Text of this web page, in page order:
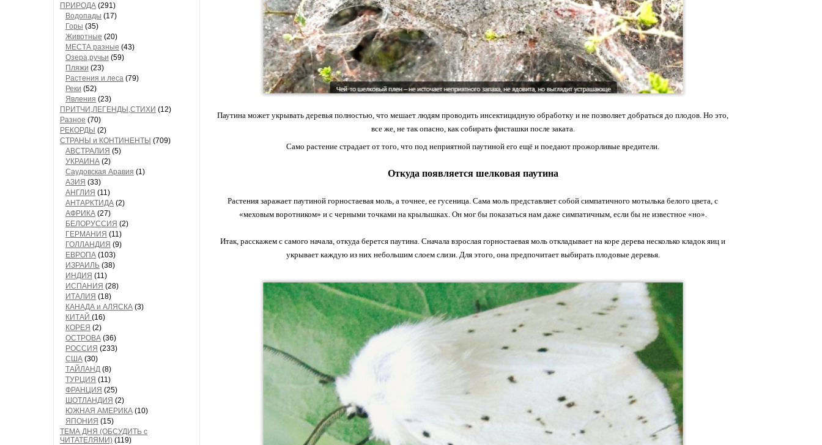
ПРИРОДА (291)
Водопады (17)
Горы (35)
Животные (20)
МЕСТА разные (43)
Озера,ручьи (59)
Пляжи (23)
Растения и леса (79)
Реки (52)
Явления (23)
ПРИТЧИ,ЛЕГЕНДЫ,СТИХИ (12)
Разное (70)
РЕКОРДЫ (2)
СТРАНЫ и КОНТИНЕНТЫ (709)
АВСТРАЛИЯ (5)
УКРАИНА (2)
Саудовская Аравия (1)
АЗИЯ (33)
АНГЛИЯ (11)
АНТАРКТИДА (2)
АФРИКА (27)
БЕЛОРУССИЯ (2)
ГЕРМАНИЯ (11)
ГОЛЛАНДИЯ (9)
ЕВРОПА (103)
ИЗРАИЛЬ (38)
ИНДИЯ (11)
ИСПАНИЯ (28)
ИТАЛИЯ (18)
КАНАДА и АЛЯСКА (3)
КИТАЙ (16)
КОРЕЯ (2)
ОСТРОВА (36)
РОССИЯ (233)
США (30)
ТАЙЛАНД (8)
ТУРЦИЯ (11)
ФРАНЦИЯ (25)
ШОТЛАНДИЯ (2)
ЮЖНАЯ АМЕРИКА (10)
ЯПОНИЯ (15)
ТЕМА ДНЯ (ОБСУДИТЬ с
ЧИТАТЕЛЯМИ) (119)
Паутина может укрывать деревья полностью, что мешает людям проводить инсектицидную обработку и не позволяет добраться до плодов. Но это,
все же, не так опасно, как собирать фисташки после заката.
Само растение страдает от того, что под неприятной паутиной его ещё и поедают прожорливые вредители.
Откуда появляется шелковая паутина
Растения заражает паутиной горностаевая моль, а точнее, ее гусеница. Сама моль представляет собой симпатичного мотылька белого цвета, с
«меховым воротником» и с черными точками на крылышках. Он мог бы показаться нам даже симпатичным, если бы не известное «но».
Итак, расскажем с самого начала, откуда берется паутина. Сначала взрослая горностаевая моль откладывает на коре дерева несколько кладок яиц и
укрывает каждую из них небольшим слоем слизи. Для этого, она предпочитает выбирать плодовые деревья.